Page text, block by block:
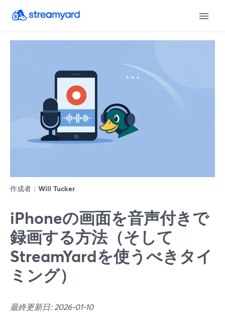
作成者： Will Tucker
iPhoneの画面を音声付きで
録画する方法（そして
StreamYardを使うべきタイ
ミング）
最終更新日: 2026-01-10